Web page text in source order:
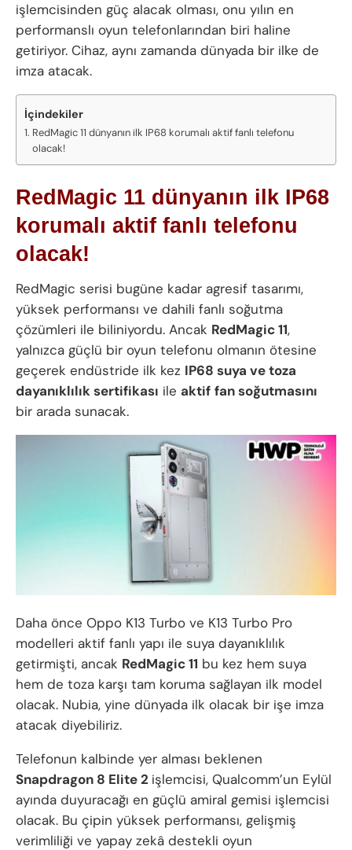
işlemcisinden güç alacak olması, onu yılın en
performanslı oyun telefonlarından biri haline
getiriyor. Cihaz, aynı zamanda dünyada bir ilke de
imza atacak.
İçindekiler
RedMagic 11 dünyanın ilk IP68 korumalı aktif fanlı telefonu
olacak!
RedMagic 11 dünyanın ilk IP68
korumalı aktif fanlı telefonu
olacak!
RedMagic serisi bugüne kadar agresif tasarımı,
yüksek performansı ve dahili fanlı soğutma
çözümleri ile biliniyordu. Ancak RedMagic 11,
yalnızca güçlü bir oyun telefonu olmanın ötesine
geçerek endüstride ilk kez IP68 suya ve toza
dayanıklılık sertifikası ile aktif fan soğutmasını
bir arada sunacak.
Daha önce Oppo K13 Turbo ve K13 Turbo Pro
modelleri aktif fanlı yapı ile suya dayanıklılık
getirmişti, ancak RedMagic 11 bu kez hem suya
hem de toza karşı tam koruma sağlayan ilk model
olacak. Nubia, yine dünyada ilk olacak bir işe imza
atacak diyebiliriz.
Telefonun kalbinde yer alması beklenen
Snapdragon 8 Elite 2 işlemcisi, Qualcomm’un Eylül
ayında duyuracağı en güçlü amiral gemisi işlemcisi
olacak. Bu çipin yüksek performansı, gelişmiş
verimliliği ve yapay zekâ destekli oyun